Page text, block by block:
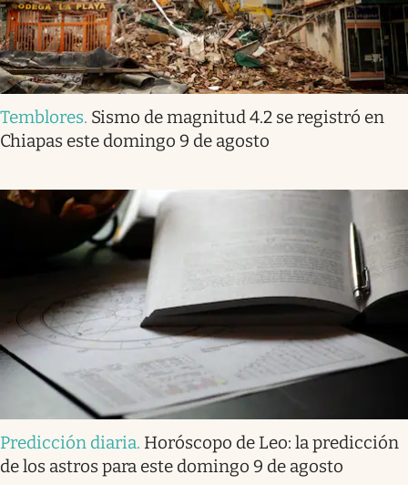
Temblores. Sismo de magnitud 4.2 se registró en
Chiapas este domingo 9 de agosto
Predicción diaria. Horóscopo de Leo: la predicción
de los astros para este domingo 9 de agosto